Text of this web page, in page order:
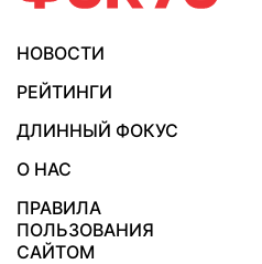
НОВОСТИ
РЕЙТИНГИ
ДЛИННЫЙ ФОКУС
О НАС
ПРАВИЛА
ПОЛЬЗОВАНИЯ
САЙТОМ